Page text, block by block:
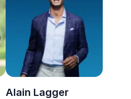
inzichten uit de wereld van
de topsport.
Alain Lagger